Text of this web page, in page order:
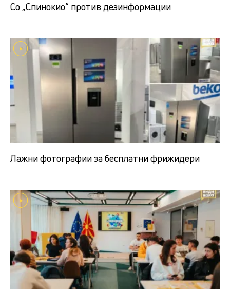
Со „Спинокио“ против дезинформации
Лажни фотографии за бесплатни фрижидери